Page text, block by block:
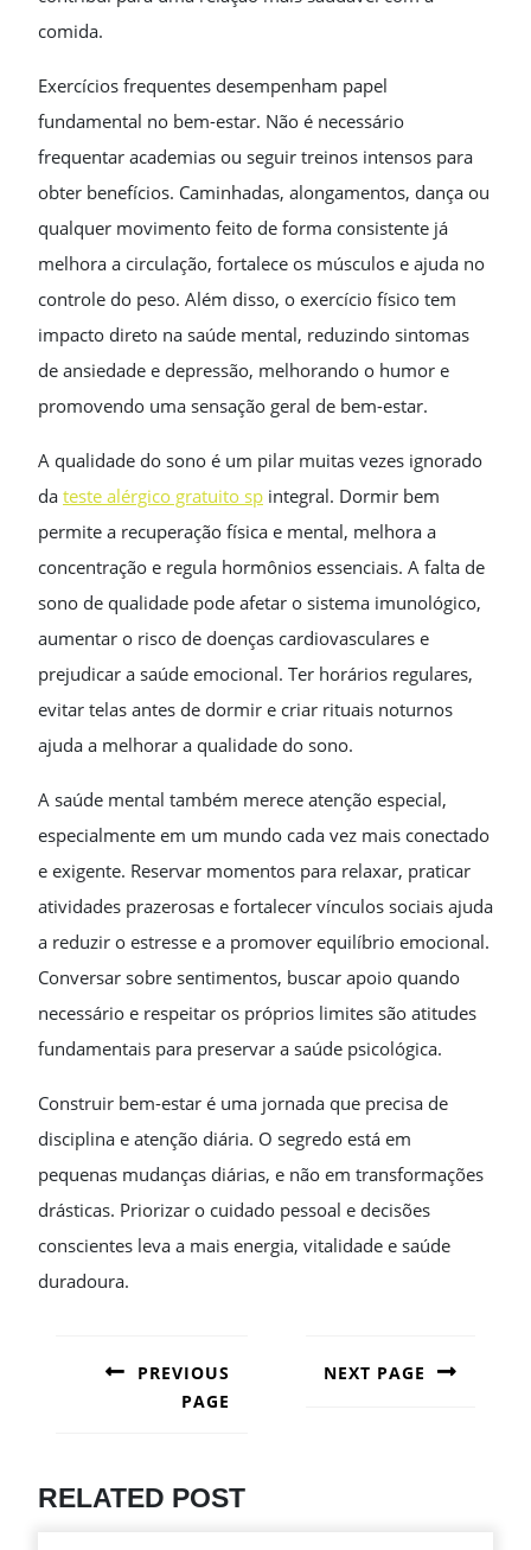
comida.
Exercícios frequentes desempenham papel
fundamental no bem-estar. Não é necessário
frequentar academias ou seguir treinos intensos para
obter benefícios. Caminhadas, alongamentos, dança ou
qualquer movimento feito de forma consistente já
melhora a circulação, fortalece os músculos e ajuda no
controle do peso. Além disso, o exercício físico tem
impacto direto na saúde mental, reduzindo sintomas
de ansiedade e depressão, melhorando o humor e
promovendo uma sensação geral de bem-estar.
A qualidade do sono é um pilar muitas vezes ignorado
da teste alérgico gratuito sp integral. Dormir bem
permite a recuperação física e mental, melhora a
concentração e regula hormônios essenciais. A falta de
sono de qualidade pode afetar o sistema imunológico,
aumentar o risco de doenças cardiovasculares e
prejudicar a saúde emocional. Ter horários regulares,
evitar telas antes de dormir e criar rituais noturnos
ajuda a melhorar a qualidade do sono.
A saúde mental também merece atenção especial,
especialmente em um mundo cada vez mais conectado
e exigente. Reservar momentos para relaxar, praticar
atividades prazerosas e fortalecer vínculos sociais ajuda
a reduzir o estresse e a promover equilíbrio emocional.
Conversar sobre sentimentos, buscar apoio quando
necessário e respeitar os próprios limites são atitudes
fundamentais para preservar a saúde psicológica.
Construir bem-estar é uma jornada que precisa de
disciplina e atenção diária. O segredo está em
pequenas mudanças diárias, e não em transformações
drásticas. Priorizar o cuidado pessoal e decisões
conscientes leva a mais energia, vitalidade e saúde
duradoura.
NAVIGATION
PREVIOUS
PAGE
NEXT PAGE
RELATED POST